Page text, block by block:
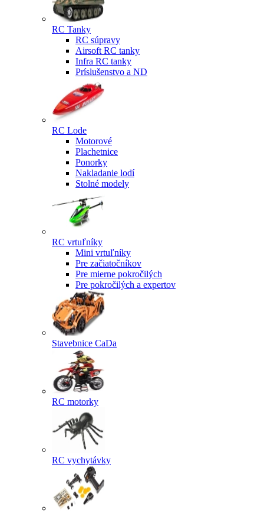
RC Tanky
RC súpravy
Airsoft RC tanky
Infra RC tanky
Príslušenstvo a ND
RC Lode
Motorové
Plachetnice
Ponorky
Nakladanie lodí
Stolné modely
RC vrtuľníky
Mini vrtuľníky
Pre začiatočníkov
Pre mierne pokročilých
Pre pokročilých a expertov
Stavebnice CaDa
RC motorky
RC vychytávky